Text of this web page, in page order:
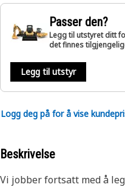
Passer den?
Legg til utstyret ditt
det finnes
Legg til utstyr
Logg deg på for å vise
Beskrivelse
Vi jobber fortsatt med å